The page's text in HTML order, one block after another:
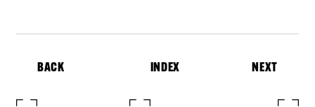
BACK INDEX NEXT